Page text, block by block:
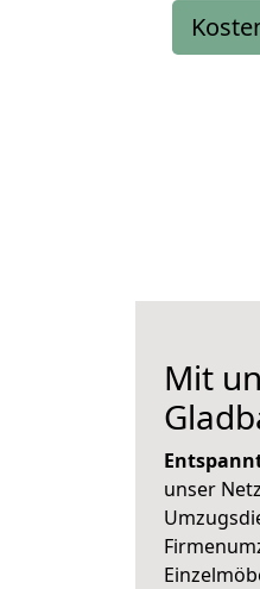
Mit
unser